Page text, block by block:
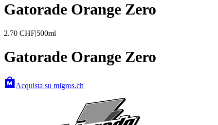
Gatorade Orange Zero
2.70 CHF|500ml
Gatorade Orange Zero
Acquista su migros.ch